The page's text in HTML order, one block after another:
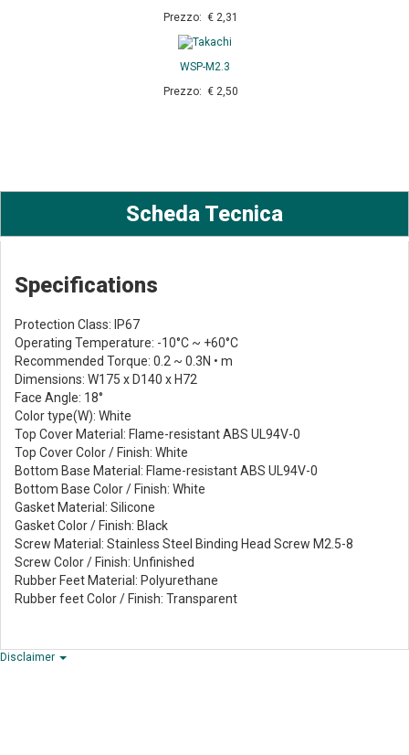
Prezzo: € 2,31
WSP-M2.3
Prezzo: € 2,50
Scheda Tecnica
Specifications
Protection Class: IP67
Operating Temperature: -10°C ~ +60°C
Recommended Torque: 0.2 ~ 0.3N • m
Dimensions: W175 x D140 x H72
Face Angle: 18°
Color type(W): White
Top Cover Material: Flame-resistant ABS UL94V-0
Top Cover Color / Finish: White
Bottom Base Material: Flame-resistant ABS UL94V-0
Bottom Base Color / Finish: White
Gasket Material: Silicone
Gasket Color / Finish: Black
Screw Material: Stainless Steel Binding Head Screw M2.5-8
Screw Color / Finish: Unfinished
Rubber Feet Material: Polyurethane
Rubber feet Color / Finish: Transparent
Disclaimer